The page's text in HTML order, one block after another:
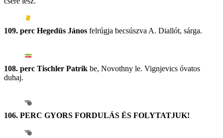
109. perc Hegedüs János felrúgja becsúszva A. Diallót, sárga.
108. perc Tischler Patrik be, Novothny le. Vignjevics óvatos
duhaj.
106. PERC GYORS FORDULÁS ÉS FOLYTATJUK!